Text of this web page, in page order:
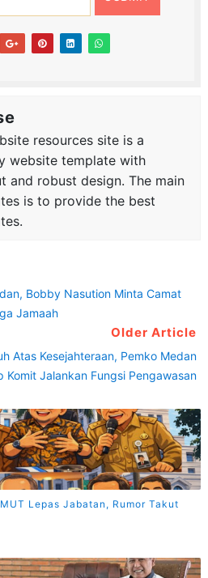
resources site is a
website template with
and robust design. The main
is to provide the best
Bobby Nasution Minta Camat
Jamaah
Older Article
Atas Kesejahteraan, Pemko Medan
Komit Jalankan Fungsi Pengawasan
Lepas Jabatan, Rumor Takut